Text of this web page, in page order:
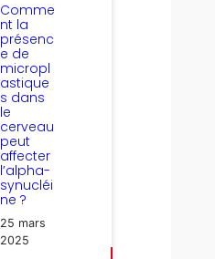
Comme
nt la
présenc
e de
micropl
astique
s dans
le
cerveau
peut
affecter
l’alpha-
synucléi
ne ?
25 mars
2025